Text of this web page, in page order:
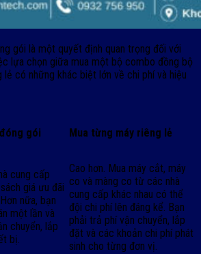
gói là một quyết định quan trọng đối với
lựa chọn giữa mua một bộ combo đồng bộ
lẻ có những khác biệt lớn về chi phí và hiệu
gói Mua từng máy riêng lẻ
cung cấp
giá ưu đãi
nữa, bạn
một lần và
chuyển, lắp
bị.
Cao hơn. Mua máy cắt, máy
co và màng co từ các nhà
cung cấp khác nhau có thể
đội chi phí lên đáng kể. Bạn
phải trả phí vận chuyển, lắp
đặt và các khoản chi phí phát
sinh cho từng đơn vị.